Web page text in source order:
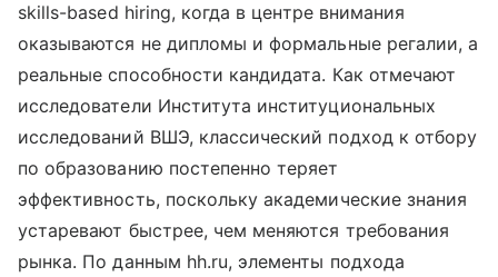
skills-based hiring, когда в центре внимания
оказываются не дипломы и формальные регалии, а
реальные способности кандидата. Как отмечают
исследователи Института институциональных
исследований ВШЭ, классический подход к отбору
по образованию постепенно теряет
эффективность, поскольку академические знания
устаревают быстрее, чем меняются требования
рынка. По данным hh.ru, элементы подхода